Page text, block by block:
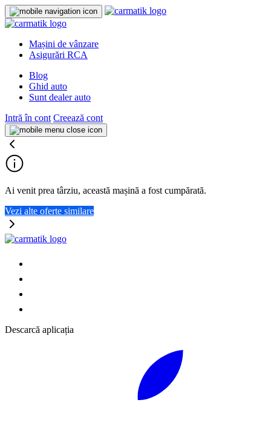
Mașini de vânzare
Asigurări RCA
Blog
Ghid auto
Sunt dealer auto
Intră în cont Creează cont
Ai venit prea târziu, această mașină a fost cumpărată.
Vezi alte oferte similare
Descarcă aplicația